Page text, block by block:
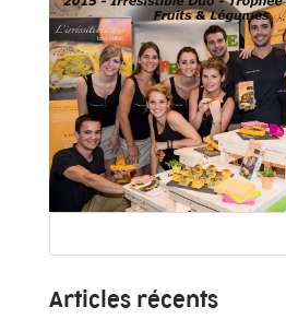
Articles récents